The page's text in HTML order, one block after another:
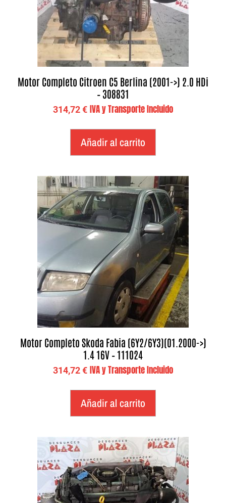
Motor Completo Citroen C5 Berlina (2001->) 2.0 HDi
– 308831
314,72€ IVA y Transporte Incluido
Añadir al carrito
Motor Completo Skoda Fabia (6Y2/6Y3)(01.2000->)
1.4 16V – 111024
314,72€ IVA y Transporte Incluido
Añadir al carrito